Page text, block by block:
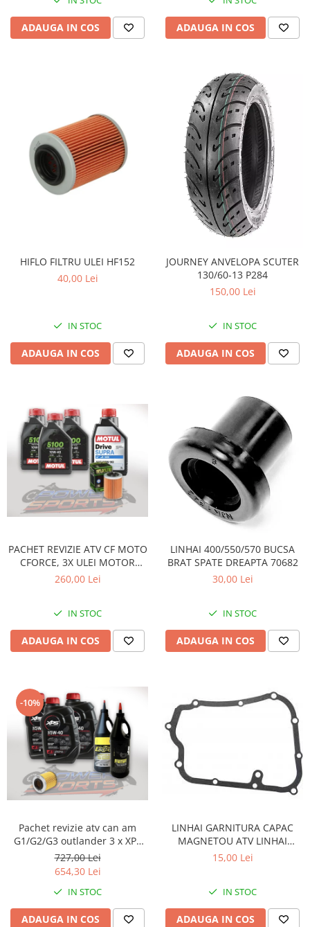
Pompa Presiune
Robinet benzina
Piese Snowmobil
Plastice
Aparatoare
Masti
Pompe Apa
Radiatoare
ventilator
ADAUGA IN COS ADAUGA IN COS
HIFLO FILTRU ULEI HF152
40,00 Lei
IN STOC
ADAUGA IN COS
JOURNEY ANVELOPA SCUTER
130/60-13 P284
150,00 Lei
IN STOC
ADAUGA IN COS
PACHET REVIZIE ATV CF MOTO
CFORCE, 3X ULEI MOTOR
MOTUL 5100 10W40, ULEI
260,00 Lei
IN STOC
ADAUGA IN COS
LINHAI 400/550/570 BUCSA
BRAT SPATE DREAPTA 70682
30,00 Lei
IN STOC
ADAUGA IN COS
-10%
Pachet revizie atv can am
G1/G2/G3 outlander 3 x XPS
can am ulei 5w40 BRP, ULEI
GRUP FATA XPS 75W90, ULEI
GRUP SPATE SI CUTIE
75W140.FILTRU ULEI ORIGINAL
CAN AM
727,00 Lei
654,30 Lei
IN STOC
ADAUGA IN COS
LINHAI GARNITURA CAPAC
MAGNETOU ATV LINHAI
260/300/400 - 23617
15,00 Lei
IN STOC
ADAUGA IN COS